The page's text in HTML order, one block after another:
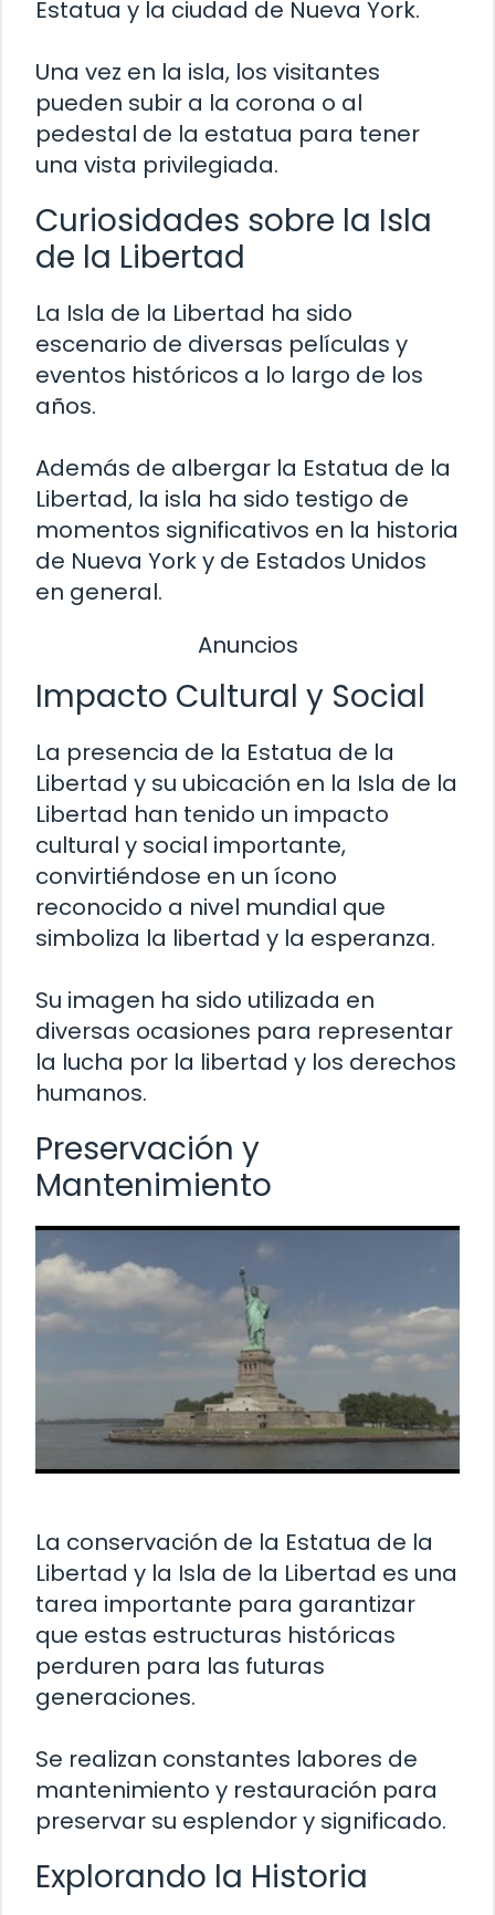
Estatua y la ciudad de Nueva York.
Una vez en la isla, los visitantes
pueden subir a la corona o al
pedestal de la estatua para tener
una vista privilegiada.
Curiosidades sobre la Isla
de la Libertad
La Isla de la Libertad ha sido
escenario de diversas películas y
eventos históricos a lo largo de los
años.
Además de albergar la Estatua de la
Libertad, la isla ha sido testigo de
momentos significativos en la historia
de Nueva York y de Estados Unidos
en general.
Anuncios
Impacto Cultural y Social
La presencia de la Estatua de la
Libertad y su ubicación en la Isla de la
Libertad han tenido un impacto
cultural y social importante,
convirtiéndose en un ícono
reconocido a nivel mundial que
simboliza la libertad y la esperanza.
Su imagen ha sido utilizada en
diversas ocasiones para representar
la lucha por la libertad y los derechos
humanos.
Preservación y
Mantenimiento
La conservación de la Estatua de la
Libertad y la Isla de la Libertad es una
tarea importante para garantizar
que estas estructuras históricas
perduren para las futuras
generaciones.
Se realizan constantes labores de
mantenimiento y restauración para
preservar su esplendor y significado.
Explorando la Historia